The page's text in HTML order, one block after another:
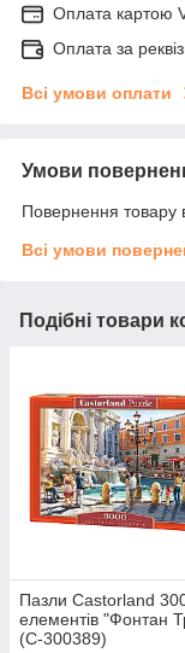
Оплата картою
Оплата за
Всі умови оплати
Умови
Повернення товару
Всі умови
Подібні товари
Пазли Castorland
елементів "Фонтан
(C-300389)